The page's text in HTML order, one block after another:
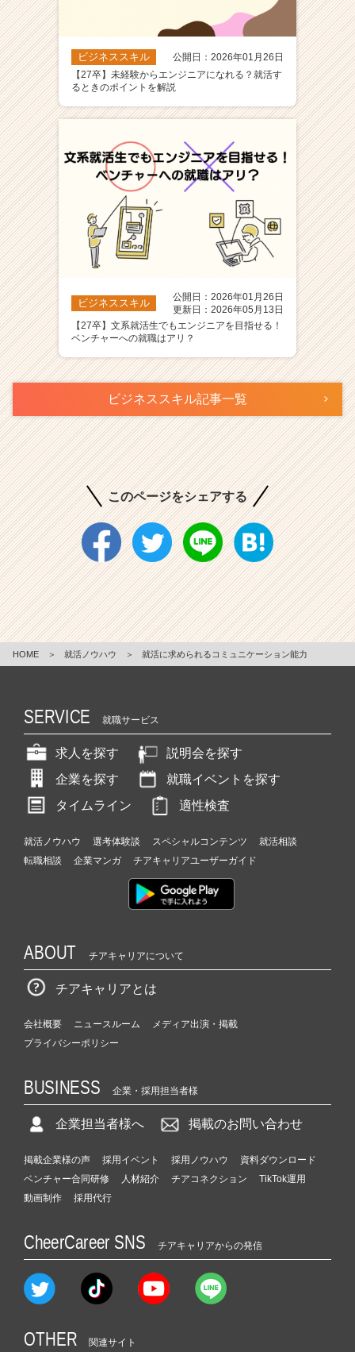
ビジネススキル
公開日：2026年01月26日
【27卒】未経験からエンジニアになれる？就活す
るときのポイントを解説
ビジネススキル
公開日：2026年01月26日
更新日：2026年05月13日
【27卒】文系就活生でもエンジニアを目指せる！
ベンチャーへの就職はアリ？
ビジネススキル記事一覧
このページをシェアする
HOME ＞ 就活ノウハウ ＞ 就活に求められるコミュニケーション能力
SERVICE 就職サービス
求人を探す
説明会を探す
企業を探す
就職イベントを探す
タイムライン
適性検査
就活ノウハウ 選考体験談 スペシャルコンテンツ
就活相談
転職相談
企業マンガ チアキャリアユーザーガイド
ABOUT チアキャリアについて
チアキャリアとは
会社概要 ニュースルーム
メディア出演・掲載
プライバシーポリシー
BUSINESS 企業・採用担当者様
企業担当者様へ 掲載のお問い合わせ
掲載企業様の声 採用イベント 採用ノウハウ
資料ダウンロード
ベンチャー合同研修
人材紹介 チアコネクション
TikTok運用
動画制作
採用代行
CheerCareer SNS チアキャリアからの発信
OTHER 関連サイト